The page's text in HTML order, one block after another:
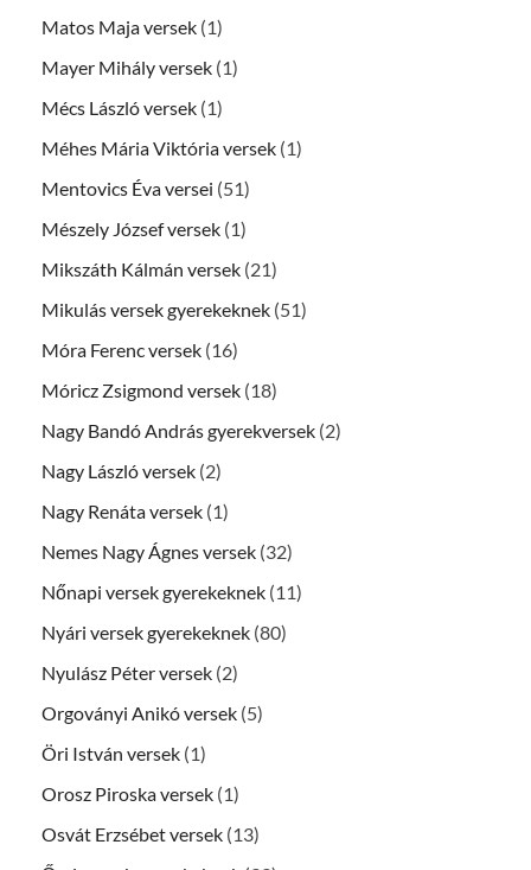
Matos Maja versek (1)
Mayer Mihály versek (1)
Mécs László versek (1)
Méhes Mária Viktória versek (1)
Mentovics Éva versei (51)
Mészely József versek (1)
Mikszáth Kálmán versek (21)
Mikulás versek gyerekeknek (51)
Móra Ferenc versek (16)
Móricz Zsigmond versek (18)
Nagy Bandó András gyerekversek (2)
Nagy László versek (2)
Nagy Renáta versek (1)
Nemes Nagy Ágnes versek (32)
Nőnapi versek gyerekeknek (11)
Nyári versek gyerekeknek (80)
Nyulász Péter versek (2)
Orgoványi Anikó versek (5)
Öri István versek (1)
Orosz Piroska versek (1)
Osvát Erzsébet versek (13)